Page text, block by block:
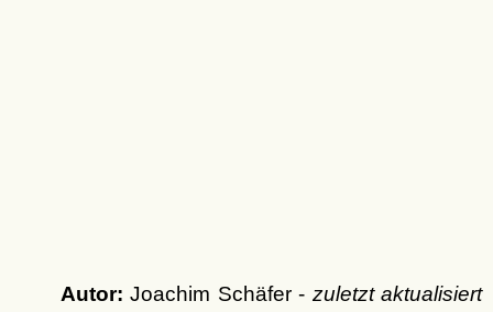
Autor: Joachim Schäfer - zuletzt aktualisiert